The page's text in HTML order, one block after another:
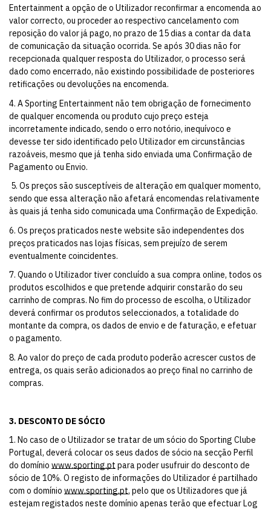
Entertainment a opção de o Utilizador reconfirmar a encomenda ao
valor correcto, ou proceder ao respectivo cancelamento com
reposição do valor já pago, no prazo de 15 dias a contar da data
de comunicação da situação ocorrida. Se após 30 dias não for
recepcionada qualquer resposta do Utilizador, o processo será
dado como encerrado, não existindo possibilidade de posteriores
retificações ou devoluções na encomenda.
4. A Sporting Entertainment não tem obrigação de fornecimento
de qualquer encomenda ou produto cujo preço esteja
incorretamente indicado, sendo o erro notório, inequívoco e
devesse ter sido identificado pelo Utilizador em circunstâncias
razoáveis, mesmo que já tenha sido enviada uma Confirmação de
Pagamento ou Envio.
5. Os preços são susceptíveis de alteração em qualquer momento,
sendo que essa alteração não afetará encomendas relativamente
às quais já tenha sido comunicada uma Confirmação de Expedição.
6. Os preços praticados neste website são independentes dos
preços praticados nas lojas físicas, sem prejuízo de serem
eventualmente coincidentes.
7. Quando o Utilizador tiver concluído a sua compra on­line, todos os
produtos escolhidos e que pretende adquirir constarão do seu
carrinho de compras. No fim do processo de escolha, o Utilizador
deverá confirmar os produtos seleccionados, a totalidade do
montante da compra, os dados de envio e de faturação, e efetuar
o pagamento.
8. Ao valor do preço de cada produto poderão acrescer custos de
entrega, os quais serão adicionados ao preço final no carrinho de
compras.
3. DESCONTO DE SÓCIO
1. No caso de o Utilizador se tratar de um sócio do Sporting Clube
Portugal, deverá colocar os seus dados de sócio na secção Perfil
do domínio www.sporting.pt para poder usufruir do desconto de
sócio de 10%. O registo de informações do Utilizador é partilhado
com o domínio www.sporting.pt, pelo que os Utilizadores que já
estejam registados neste domínio apenas terão que efectuar Log